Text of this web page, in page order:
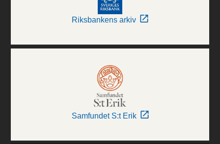
Riksbankens arkiv
Samfundet S:t Erik